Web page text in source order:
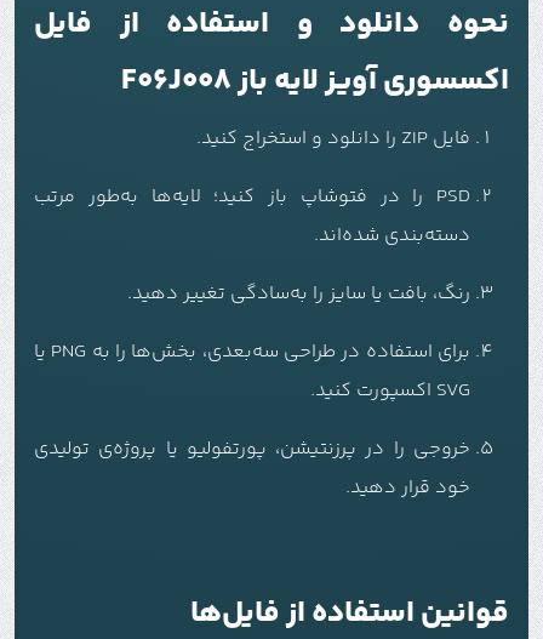
نحوه دانلود و استفاده از فایل
اکسسوری آویز لایه باز F06J008
فایل ZIP را دانلود و استخراج کنید.
PSD را در فتوشاپ باز کنید؛ لایه‌ها به‌طور مرتب
دسته‌بندی شده‌اند.
رنگ، بافت یا سایز را به‌سادگی تغییر دهید.
برای استفاده در طراحی سه‌بعدی، بخش‌ها را به PNG یا
SVG اکسپورت کنید.
خروجی را در پرزنتیشن، پورتفولیو یا پروژه‌ی تولیدی
خود قرار دهید.
قوانین استفاده از فایل‌ها